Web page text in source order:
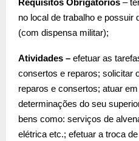
Requisitos Obrigatórios –
no local de trabalho e possuir
(com dispensa militar);
Atividades – efetuar as
consertos e reparos; solicitar
reparos e consertos; atuar
determinações do seu
bens como: serviços de
elétrica etc.; efetuar a troca